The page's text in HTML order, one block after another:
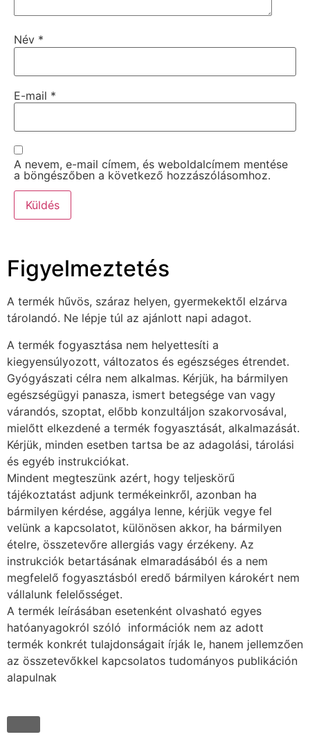
Név *
E-mail *
A nevem, e-mail címem, és weboldalcímem mentése
a böngészőben a következő hozzászólásomhoz.
Figyelmeztetés
A termék hűvös, száraz helyen, gyermekektől elzárva
tárolandó. Ne lépje túl az ajánlott napi adagot.
A termék fogyasztása nem helyettesíti a
kiegyensúlyozott, változatos és egészséges étrendet.
Gyógyászati célra nem alkalmas. Kérjük, ha bármilyen
egészségügyi panasza, ismert betegsége van vagy
várandós, szoptat, előbb konzultáljon szakorvosával,
mielőtt elkezdené a termék fogyasztását, alkalmazását.
Kérjük, minden esetben tartsa be az adagolási, tárolási
és egyéb instrukciókat.
Mindent megteszünk azért, hogy teljeskörű
tájékoztatást adjunk termékeinkről, azonban ha
bármilyen kérdése, aggálya lenne, kérjük vegye fel
velünk a kapcsolatot, különösen akkor, ha bármilyen
ételre, összetevőre allergiás vagy érzékeny. Az
instrukciók betartásának elmaradásából és a nem
megfelelő fogyasztásból eredő bármilyen károkért nem
vállalunk felelősséget.
A termék leírásában esetenként olvasható egyes
hatóanyagokról szóló információk nem az adott
termék konkrét tulajdonságait írják le, hanem jellemzően
az összetevőkkel kapcsolatos tudományos publikáción
alapulnak